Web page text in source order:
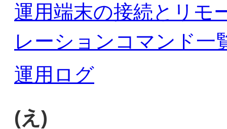
運用端末の接続とリモ
レーションコマンド一
運用ログ
(え)